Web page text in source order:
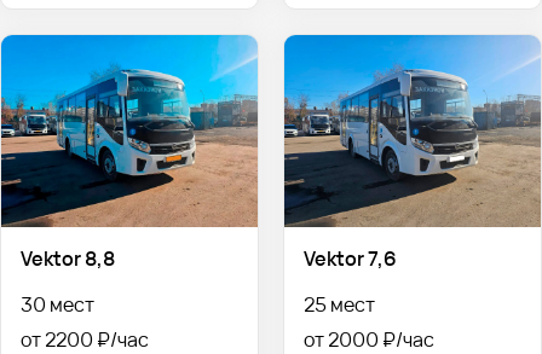
Vektor 8,8
30 мест
от 2200 ₽
Vektor 7,6
25 мест
от 2000 ₽